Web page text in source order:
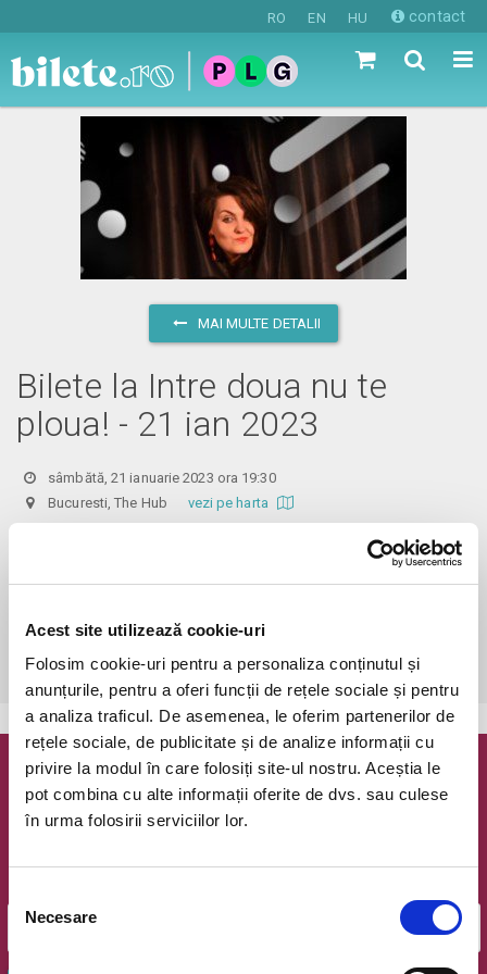
Acest site utilizează cookie-uri
Folosim cookie-uri pentru a personaliza conținutul și
anunțurile, pentru a oferi funcții de rețele sociale și pentru
a analiza traficul. De asemenea, le oferim partenerilor de
rețele sociale, de publicitate și de analize informații cu
privire la modul în care folosiți site-ul nostru. Aceștia le
pot combina cu alte informații oferite de dvs. sau culese
în urma folosirii serviciilor lor.
consimțământului
Necesare
RO EN HU contact
MAI MULTE DETALII
Bilete la Intre doua nu te
ploua! - 21 ian 2023
sâmbătă, 21 ianuarie 2023 ora 19:30
Bucuresti, The Hub vezi pe harta
În funcție de ora de începere, accesul în sală se poate face cu o
oră / cu 40 minute mai devreme, fiind permis cu până la 10 minute
Informații suplimentare, la nr. de telefon 0773 825 249.
Newsletter @ Bilete.ro